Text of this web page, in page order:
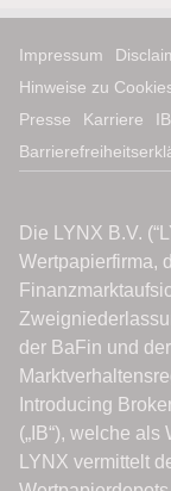
Impressum
Hinweise zu
Presse
Karriere